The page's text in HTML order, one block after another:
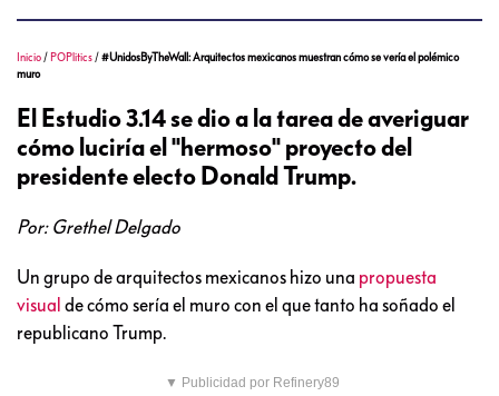
Inicio / POPlitics /#UnidosByTheWall: Arquitectos mexicanos muestran cómo se vería el polémico
muro
El Estudio 3.14 se dio a la tarea de averiguar
cómo luciría el "hermoso" proyecto del
presidente electo Donald Trump.
Por: Grethel Delgado
Un grupo de arquitectos mexicanos hizo una propuesta
visual de cómo sería el muro con el que tanto ha soñado el
republicano Trump.
▼ Publicidad por Refinery89